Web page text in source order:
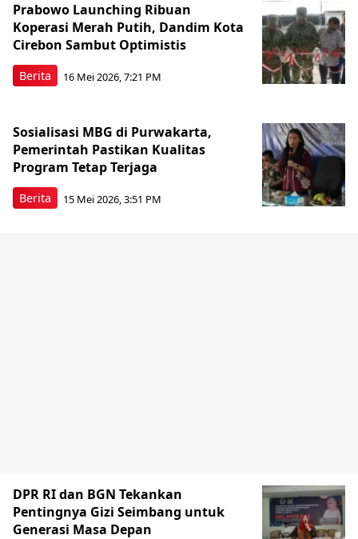
Berita
Prabowo Launching Ribuan
Koperasi Merah Putih, Dandim Kota
Cirebon Sambut Optimistis
16 Mei 2026, 7:21 PM
Berita
Sosialisasi MBG di Purwakarta,
Pemerintah Pastikan Kualitas
Program Tetap Terjaga
15 Mei 2026, 3:51 PM
DPR RI dan BGN Tekankan
Pentingnya Gizi Seimbang untuk
Generasi Masa Depan